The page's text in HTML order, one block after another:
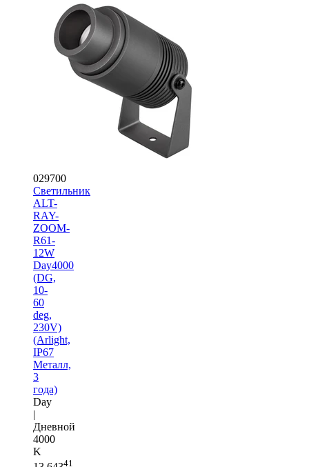
029700
Светильник
ALT-
RAY-
ZOOM-
R61-
12W
Day4000
(DG,
10-
60
deg,
230V)
(Arlight,
IP67
Металл,
3
года)
Day
|
Дневной
4000
K
41